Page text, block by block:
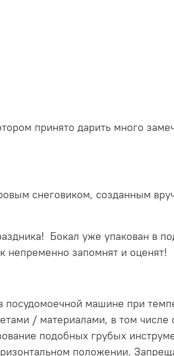
принято дарить много
снеговиком, созданным
Бокал уже упакован в
непременно запомнят и оценят!
машине при
/ материалами, в том числе
подобных грубых
положении.